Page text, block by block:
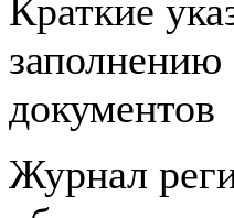
Краткие
документов
Журнал